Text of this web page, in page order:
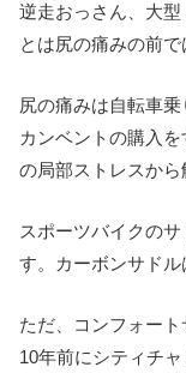
逆走おっさん、大
とは尻の痛みの前で
尻の痛みは自転車
カンベントの購入
の局部ストレスから
スポーツバイクの
す。カーボンサドル
ただ、コンフォー
10年前にシティチ